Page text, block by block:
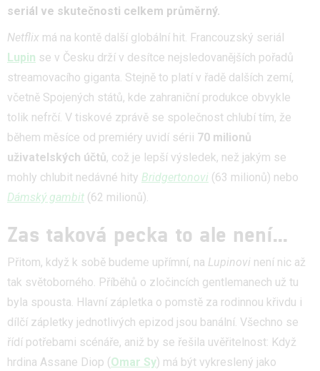
seriál ve skutečnosti celkem průměrný.
Netflix má na kontě další globální hit. Francouzský seriál
Lupin se v Česku drží v desítce nejsledovanějších pořadů
streamovacího giganta. Stejně to platí v řadě dalších zemí,
včetně Spojených států, kde zahraniční produkce obvykle
tolik nefrčí. V tiskové zprávě se společnost chlubí tím, že
během měsíce od premiéry uvidí sérii 70 milionů
uživatelských účtů, což je lepší výsledek, než jakým se
mohly chlubit nedávné hity Bridgertonovi (63 milionů) nebo
Dámský gambit (62 milionů).
Zas taková pecka to ale není...
Přitom, když k sobě budeme upřímní, na Lupinovi není nic až
tak světoborného. Příběhů o zločincích gentlemanech už tu
byla spousta. Hlavní zápletka o pomstě za rodinnou křivdu i
dílčí zápletky jednotlivých epizod jsou banální. Všechno se
řídí potřebami scénáře, aniž by se řešila uvěřitelnost: Když
hrdina Assane Diop (Omar Sy) má být vykreslený jako